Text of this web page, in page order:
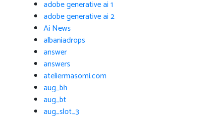
adobe generative ai 1
adobe generative ai 2
Ai News
albaniadrops
answer
answers
ateliermasomi.com
aug_bh
aug_bt
aug_slot_3